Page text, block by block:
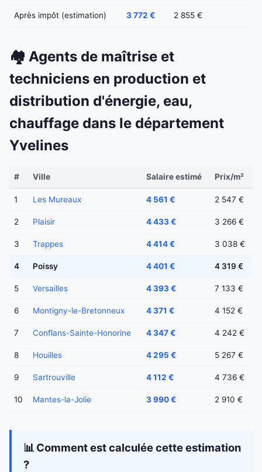
Après impôt (estimation) 3 772 € 2 855 €
🏘️ Agents de maîtrise et
techniciens en production et
distribution d'énergie, eau,
chauffage dans le département
Yvelines
# Ville Salaire estimé Prix/m²
1 Les Mureaux 4 561 € 2 547 €
2 Plaisir 4 433 € 3 266 €
3 Trappes 4 414 € 3 038 €
4 Poissy 4 401 € 4 319 €
5 Versailles 4 393 € 7 133 €
6 Montigny-le-Bretonneux 4 371 € 4 152 €
7 Conflans-Sainte-Honorine 4 347 € 4 242 €
8 Houilles 4 295 € 5 267 €
9 Sartrouville 4 112 € 4 736 €
10 Mantes-la-Jolie 3 990 € 2 910 €
📊 Comment est calculée cette estimation
?